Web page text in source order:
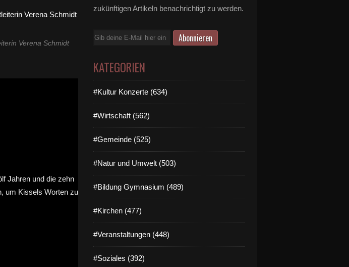
Verena Schmidt
zukünftigen Artikeln benachrichtigt zu werden.
E-
KATEGORIEN
#Kultur Konzerte (634)
#Wirtschaft (562)
#Gemeinde (525)
#Natur und Umwelt (503)
#Bildung Gymnasium (489)
#Kirchen (477)
#Veranstaltungen (448)
#Soziales (392)